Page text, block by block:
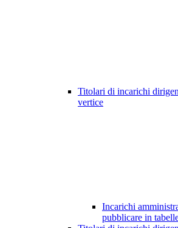
Titolari di incarichi
vertice
Incarichi
pubblicare in